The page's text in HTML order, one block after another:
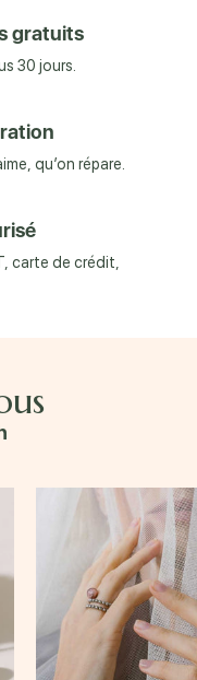
gratuits
30 jours.
qu’on répare.
carte de crédit,